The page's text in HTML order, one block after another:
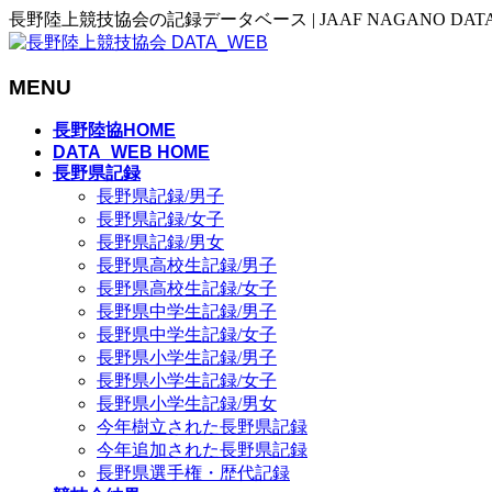
長野陸上競技協会の記録データベース | JAAF NAGANO
MENU
長野陸協HOME
DATA_WEB HOME
長野県記録
長野県記録/男子
長野県記録/女子
長野県記録/男女
長野県高校生記録/男子
長野県高校生記録/女子
長野県中学生記録/男子
長野県中学生記録/女子
長野県小学生記録/男子
長野県小学生記録/女子
長野県小学生記録/男女
今年樹立された長野県記録
今年追加された長野県記録
長野県選手権・歴代記録